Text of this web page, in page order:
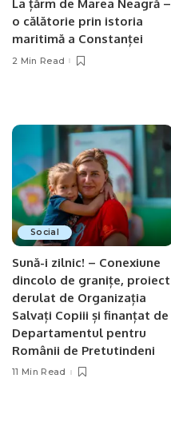
La țărm de Marea Neagră –
o călătorie prin istoria
maritimă a Constanței
2 Min Read
Social
Sună-i zilnic! – Conexiune
dincolo de granițe, proiect
derulat de Organizația
Salvați Copiii și finanțat de
Departamentul pentru
Românii de Pretutindeni
11 Min Read